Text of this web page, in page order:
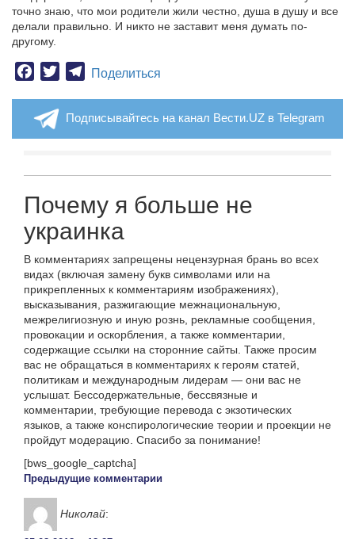
точно знаю, что мои родители жили честно, душа в душу и все
делали правильно. И никто не заставит меня думать по-
другому.
Facebook
TwitterTelegram
Поделиться
Подписывайтесь на канал Вести.UZ в Telegram
Почему я больше не
украинка
В комментариях запрещены нецензурная брань во всех
видах (включая замену букв символами или на
прикрепленных к комментариям изображениях),
высказывания, разжигающие межнациональную,
межрелигиозную и иную рознь, рекламные сообщения,
провокации и оскорбления, а также комментарии,
содержащие ссылки на сторонние сайты. Также просим
вас не обращаться в комментариях к героям статей,
политикам и международным лидерам — они вас не
услышат. Бессодержательные, бессвязные и
комментарии, требующие перевода с экзотических
языков, а также конспирологические теории и проекции не
пройдут модерацию. Спасибо за понимание!
[bws_google_captcha]
Предыдущие комментарии
Николай: